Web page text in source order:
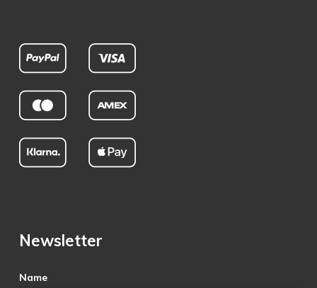
Newsletter
Name